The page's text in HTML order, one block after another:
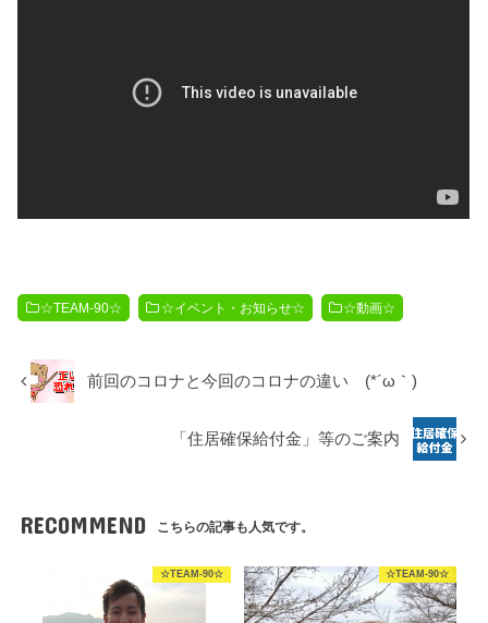
☆TEAM-90☆ ☆イベント・お知らせ☆ ☆動画☆
前回のコロナと今回のコロナの違い (*´ω｀)
「住居確保給付金」等のご案内
RECOMMEND こちらの記事も人気です。
☆TEAM-90☆ ☆TEAM-90☆